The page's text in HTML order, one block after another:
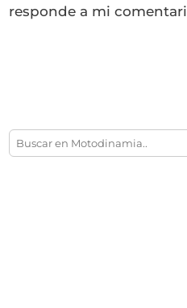
responde a mi